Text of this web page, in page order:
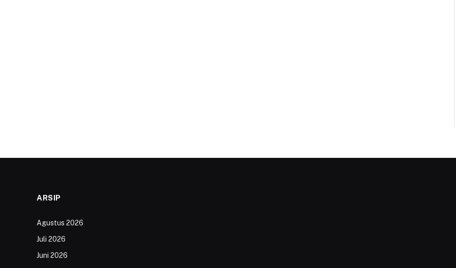
ARSIP
Agustus 2026
Juli 2026
Juni 2026